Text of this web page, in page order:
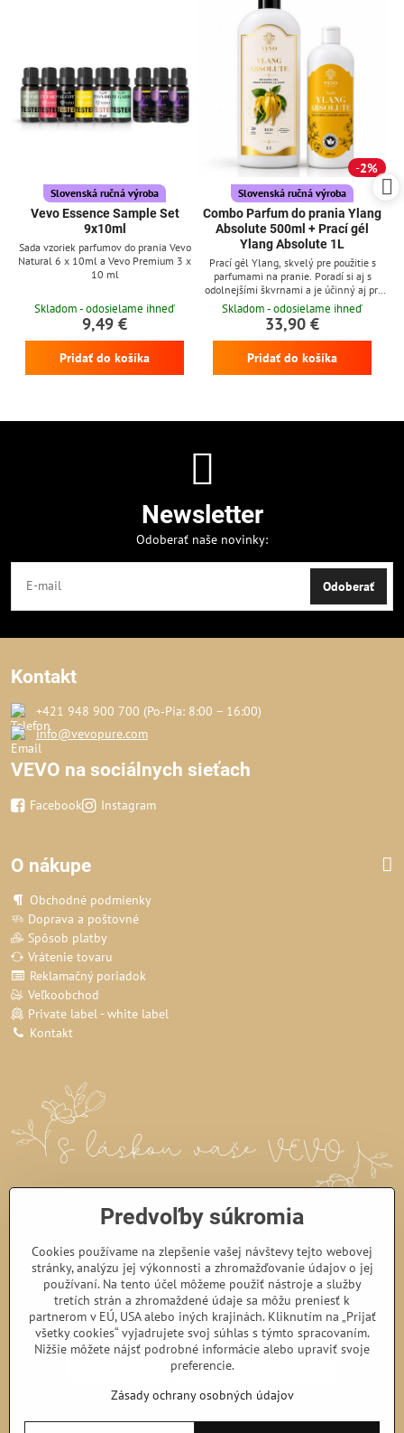
Slovenská ručná výroba
Vevo Essence Sample Set
9x10ml
Sada vzoriek parfumov do prania Vevo
Natural 6 x 10ml a Vevo Premium 3 x
10 ml
Skladom - odosielame ihneď
9,49 €
Pridať do košíka
2%
Slovenská ručná výroba
Combo Parfum do prania Ylang
Absolute 500ml + Prací gél
Ylang Absolute 1L
Prací gél Ylang, skvelý pre použitie s
parfumami na pranie. Poradí si aj s
odolnejšími škvrnami a je účinný aj pri
nízkych teplotách
Skladom - odosielame ihneď
33,90 €
Pridať do košíka
Newsletter
Odoberať naše novinky:
Odoberať
Kontakt
+421 948 900 700 (Po‑Pia: 8:00 – 16:00)
info@vevopure.com
VEVO na sociálnych sieťach
Facebook Instagram
O nákupe
Obchodné podmienky
Doprava a poštovné
Spôsob platby
Vrátenie tovaru
Reklamačný poriadok
Veľkoobchod
Private label - white label
Kontakt
©2026Copyright
Predvoľby súkromia
Cookies používame na zlepšenie vašej návštevy tejto webovej
stránky, analýzu jej výkonnosti a zhromažďovanie údajov o jej
používaní. Na tento účel môžeme použiť nástroje a služby
tretích strán a zhromaždené údaje sa môžu preniesť k
partnerom v EÚ, USA alebo iných krajinách. Kliknutím na „Prijať
všetky cookies“ vyjadrujete svoj súhlas s týmto spracovaním.
Nižšie môžete nájsť podrobné informácie alebo upraviť svoje
preferencie.
Zásady ochrany osobných údajov